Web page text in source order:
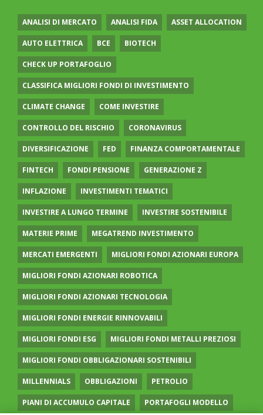
ANALISI DI MERCATO ANALISI FIDA ASSET ALLOCATION
AUTO ELETTRICA BCE BIOTECH
CHECK UP PORTAFOGLIO
CLASSIFICA MIGLIORI FONDI DI INVESTIMENTO
CLIMATE CHANGE COME INVESTIRE
CONTROLLO DEL RISCHIO CORONAVIRUS
DIVERSIFICAZIONE FED FINANZA COMPORTAMENTALE
FINTECH FONDI PENSIONE GENERAZIONE Z
INFLAZIONE INVESTIMENTI TEMATICI
INVESTIRE A LUNGO TERMINE INVESTIRE SOSTENIBILE
MATERIE PRIME MEGATREND INVESTIMENTO
MERCATI EMERGENTI MIGLIORI FONDI AZIONARI EUROPA
MIGLIORI FONDI AZIONARI ROBOTICA
MIGLIORI FONDI AZIONARI TECNOLOGIA
MIGLIORI FONDI ENERGIE RINNOVABILI
MIGLIORI FONDI ESG MIGLIORI FONDI METALLI PREZIOSI
MIGLIORI FONDI OBBLIGAZIONARI SOSTENIBILI
MILLENNIALS OBBLIGAZIONI PETROLIO
PIANI DI ACCUMULO CAPITALE PORTAFOGLI MODELLO